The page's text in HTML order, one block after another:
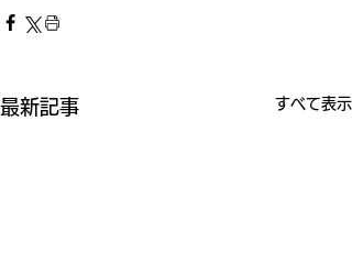
最新記事 すべて表示